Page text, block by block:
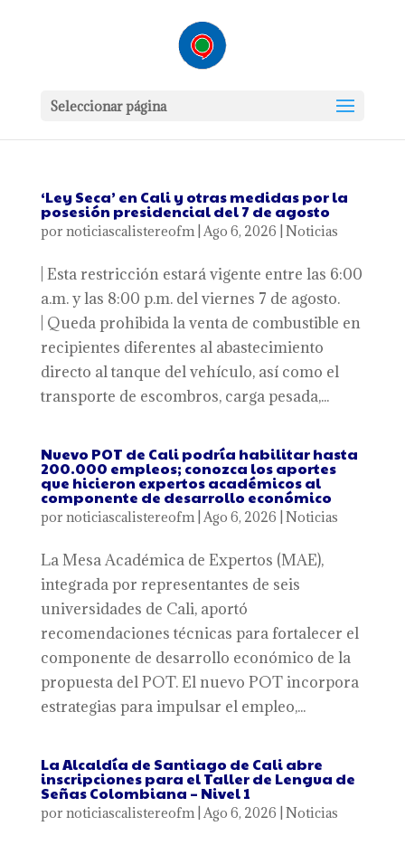
Seleccionar página
‘Ley Seca’ en Cali y otras medidas por la
posesión presidencial del 7 de agosto
por noticiascalistereofm| Ago 6, 2026 Noticias
| Esta restricción estará vigente entre las 6:00
a.m. y las 8:00 p.m. del viernes 7 de agosto.
| Queda prohibida la venta de combustible en
recipientes diferentes al abastecimiento
directo al tanque del vehículo, así como el
transporte de escombros, carga pesada,...
Nuevo POT de Cali podría habilitar hasta
200.000 empleos; conozca los aportes
que hicieron expertos académicos al
componente de desarrollo económico
por noticiascalistereofm| Ago 6, 2026 Noticias
La Mesa Académica de Expertos (MAE),
integrada por representantes de seis
universidades de Cali, aportó
recomendaciones técnicas para fortalecer el
componente de desarrollo económico de la
propuesta del POT. El nuevo POT incorpora
estrategias para impulsar el empleo,...
La Alcaldía de Santiago de Cali abre
inscripciones para el Taller de Lengua de
Señas Colombiana – Nivel 1
por noticiascalistereofm| Ago 6, 2026 Noticias